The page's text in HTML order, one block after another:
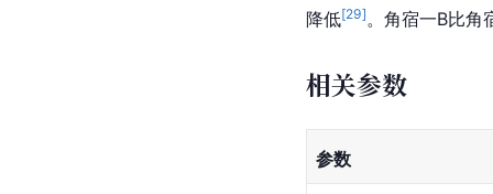
降低[29] 。角宿一B比角
相关参数
参数